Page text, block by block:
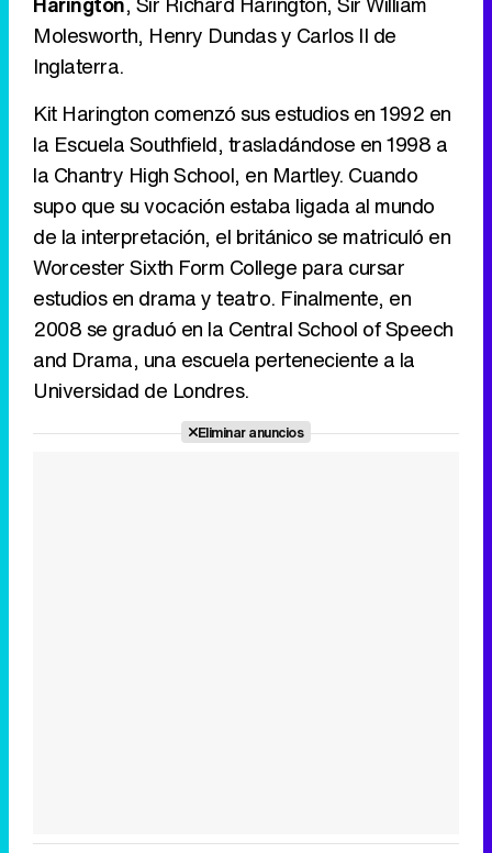
Molesworth, Henry Dundas y Carlos II de
Inglaterra.
Kit Harington comenzó sus estudios en 1992 en
la Escuela Southfield, trasladándose en 1998 a
la Chantry High School, en Martley. Cuando
supo que su vocación estaba ligada al mundo
de la interpretación, el británico se matriculó en
Worcester Sixth Form College para cursar
estudios en drama y teatro. Finalmente, en
2008 se graduó en la Central School of Speech
and Drama, una escuela perteneciente a la
Universidad de Londres.
Eliminar anuncios